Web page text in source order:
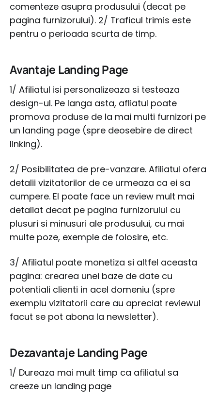
comenteze asupra produsului (decat pe
pagina furnizorului). 2/ Traficul trimis este
pentru o perioada scurta de timp.
Avantaje Landing Page
1/ Afiliatul isi personalizeaza si testeaza
design-ul. Pe langa asta, afliatul poate
promova produse de la mai multi furnizori pe
un landing page (spre deosebire de direct
linking).
2/ Posibilitatea de pre-vanzare. Afiliatul ofera
detalii vizitatorilor de ce urmeaza ca ei sa
cumpere. El poate face un review mult mai
detaliat decat pe pagina furnizorului cu
plusuri si minusuri ale produsului, cu mai
multe poze, exemple de folosire, etc.
3/ Afiliatul poate monetiza si altfel aceasta
pagina: crearea unei baze de date cu
potentiali clienti in acel domeniu (spre
exemplu vizitatorii care au apreciat reviewul
facut se pot abona la newsletter).
Dezavantaje Landing Page
1/ Dureaza mai mult timp ca afiliatul sa
creeze un landing page